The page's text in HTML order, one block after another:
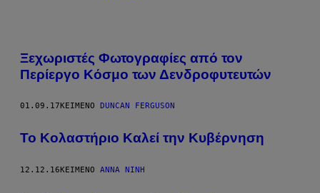
Ξεχωριστές Φωτογραφίες από τον
Περίεργο Κόσμο των Δενδροφυτευτών
01.09.17 ΚΕΊΜΕΝΟ DUNCAN FERGUSON
To Κολαστήριο Καλεί την Κυβέρνηση
12.12.16ΚΕΊΜΕΝΟ ΆΝΝΑ ΝΊΝΗ